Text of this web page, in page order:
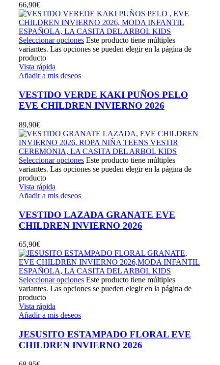
66,90€
Seleccionar opciones Este producto tiene múltiples
variantes. Las opciones se pueden elegir en la página de
producto
Vista rápida
Añadir a mis deseos
VESTIDO VERDE KAKI PUÑOS PELO
EVE CHILDREN INVIERNO 2026
89,90€
Seleccionar opciones Este producto tiene múltiples
variantes. Las opciones se pueden elegir en la página de
producto
Vista rápida
Añadir a mis deseos
VESTIDO LAZADA GRANATE EVE
CHILDREN INVIERNO 2026
65,90€
Seleccionar opciones Este producto tiene múltiples
variantes. Las opciones se pueden elegir en la página de
producto
Vista rápida
Añadir a mis deseos
JESUSITO ESTAMPADO FLORAL EVE
CHILDREN INVIERNO 2026